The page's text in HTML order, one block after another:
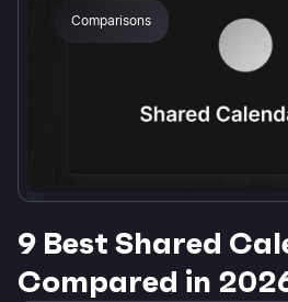
Comparisons
9 Best Shared
Compared in